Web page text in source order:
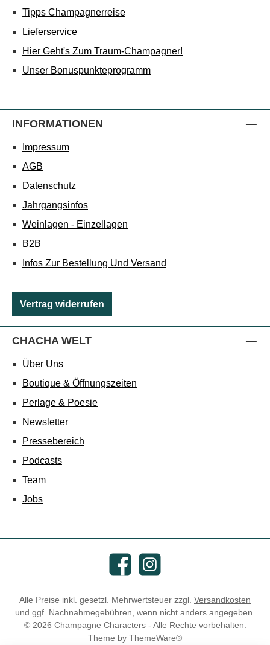
Tipps Champagnerreise
Lieferservice
Hier Geht's Zum Traum-Champagner!
Unser Bonuspunkteprogramm
INFORMATIONEN
Impressum
AGB
Datenschutz
Jahrgangsinfos
Weinlagen - Einzellagen
B2B
Infos Zur Bestellung Und Versand
Vertrag widerrufen
CHACHA WELT
Über Uns
Boutique & Öffnungszeiten
Perlage & Poesie
Newsletter
Pressebereich
Podcasts
Team
Jobs
FacebookInstagram
Alle Preise inkl. gesetzl. Mehrwertsteuer zzgl. Versandkosten
und ggf. Nachnahmegebühren, wenn nicht anders angegeben.
© 2026 Champagne Characters - Alle Rechte vorbehalten.
Theme by ThemeWare®